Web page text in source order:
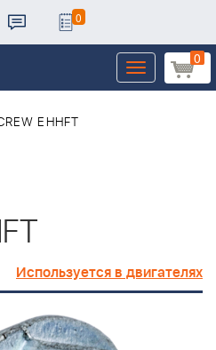
0
0
Toggle
navigation
EHHFT
Используется в двигателях